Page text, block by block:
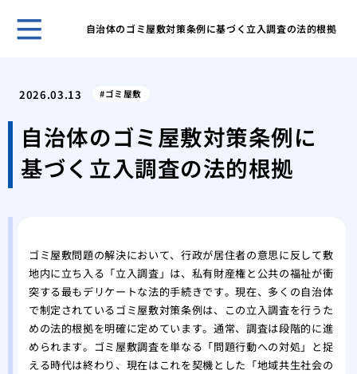
自治体のゴミ屋敷対策条例に基づく立入調査の法的根拠
１
方
ゴ
が
ゴ
家
2026.03.13 ゴミ屋敷
自治体のゴミ屋敷対策条例に
基づく立入調査の法的根拠
ゴミ屋敷問題の解決において、行政が居住者の意思に反して敷
地内に立ち入る「立入調査」は、私有財産権と公共の福祉が衝
突する最もデリケートな法的手続きです。現在、多くの自治体
で制定されているゴミ屋敷対策条例は、この立入調査を行うた
めの法的根拠を明確に定めています。通常、調査は段階的に進
められます。ゴミ屋敷調査を単なる「問題行動への対処」と捉
える時代は終わり、現在はこれを契機とした「地域共生社会の